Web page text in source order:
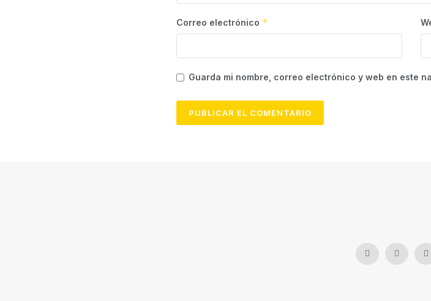
Correo electrónico *
Guarda mi nombre, correo electrónico y web en este